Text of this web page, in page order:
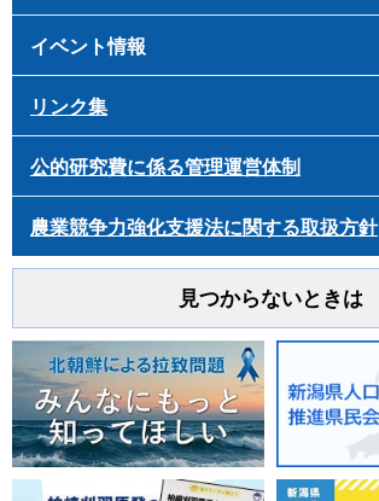
イベント情報
リンク集
公的研究費に係る管理運営体制
農業競争力強化支援法に関する取扱方針
見つからないときは